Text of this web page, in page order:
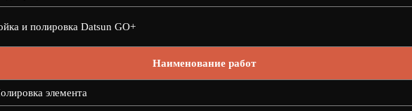
и полировка Datsun GO+
Наименование работ
элемента